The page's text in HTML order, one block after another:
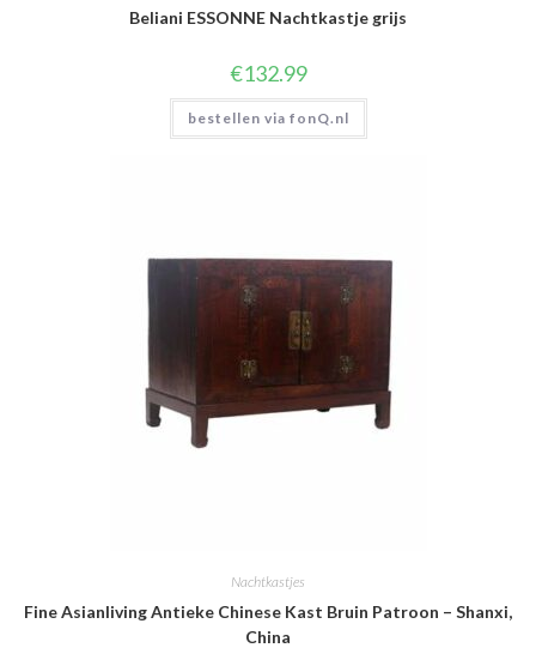
Beliani ESSONNE Nachtkastje grijs
€132.99
bestellen via fonQ.nl
Nachtkastjes
Fine Asianliving Antieke Chinese Kast Bruin Patroon – Shanxi,
China